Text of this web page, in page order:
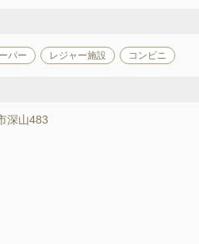
パー レジャー施設 コンビニ
深山483